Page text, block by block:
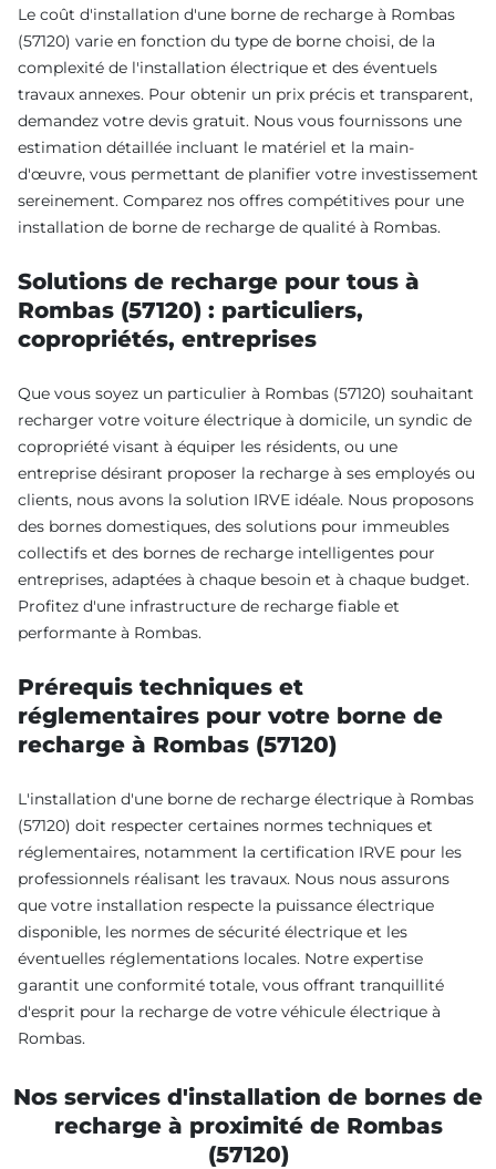
Le coût d'installation d'une borne de recharge à Rombas
(57120) varie en fonction du type de borne choisi, de la
complexité de l'installation électrique et des éventuels
travaux annexes. Pour obtenir un prix précis et transparent,
demandez votre devis gratuit. Nous vous fournissons une
estimation détaillée incluant le matériel et la main-
d'œuvre, vous permettant de planifier votre investissement
sereinement. Comparez nos offres compétitives pour une
installation de borne de recharge de qualité à Rombas.
Solutions de recharge pour tous à
Rombas (57120) : particuliers,
copropriétés, entreprises
Que vous soyez un particulier à Rombas (57120) souhaitant
recharger votre voiture électrique à domicile, un syndic de
copropriété visant à équiper les résidents, ou une
entreprise désirant proposer la recharge à ses employés ou
clients, nous avons la solution IRVE idéale. Nous proposons
des bornes domestiques, des solutions pour immeubles
collectifs et des bornes de recharge intelligentes pour
entreprises, adaptées à chaque besoin et à chaque budget.
Profitez d'une infrastructure de recharge fiable et
performante à Rombas.
Prérequis techniques et
réglementaires pour votre borne de
recharge à Rombas (57120)
L'installation d'une borne de recharge électrique à Rombas
(57120) doit respecter certaines normes techniques et
réglementaires, notamment la certification IRVE pour les
professionnels réalisant les travaux. Nous nous assurons
que votre installation respecte la puissance électrique
disponible, les normes de sécurité électrique et les
éventuelles réglementations locales. Notre expertise
garantit une conformité totale, vous offrant tranquillité
d'esprit pour la recharge de votre véhicule électrique à
Rombas.
Nos services d'installation de bornes de
recharge à proximité de Rombas
(57120)